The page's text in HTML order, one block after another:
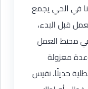
في الحي يجمع
قبل البدء،
في محيط العمل
معزولة
حديثًا. نقيس